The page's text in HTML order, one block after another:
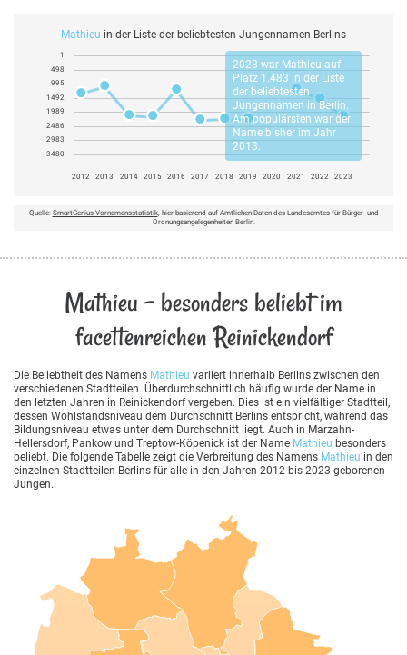
Mathieu in der Liste der beliebtesten Jungennamen Berlins
2023 war Mathieu auf
Platz 1.483 in der Liste
der beliebtesten
Jungennamen in Berlin.
Am populärsten war der
Name bisher im Jahr
2013.
1
498
995
1492
1989
2486
2983
3480
2012 2013 2014 2015 2016 2017 2018 2019 2020 2021 2022 2023
Quelle: SmartGenius-Vornamensstatistik, hier basierend auf Amtlichen Daten des Landesamtes für Bürger- und
Ordnungsangelegenheiten Berlin.
Mathieu - besonders beliebt im
facettenreichen Reinickendorf
Die Beliebtheit des Namens Mathieu variiert innerhalb Berlins zwischen den
verschiedenen Stadtteilen. Überdurchschnittlich häufig wurde der Name in
den letzten Jahren in Reinickendorf vergeben. Dies ist ein vielfältiger Stadtteil,
dessen Wohlstandsniveau dem Durchschnitt Berlins entspricht, während das
Bildungsniveau etwas unter dem Durchschnitt liegt. Auch in Marzahn-
Hellersdorf, Pankow und Treptow-Köpenick ist der Name Mathieu besonders
beliebt. Die folgende Tabelle zeigt die Verbreitung des Namens Mathieu in den
einzelnen Stadtteilen Berlins für alle in den Jahren 2012 bis 2023 geborenen
Jungen.